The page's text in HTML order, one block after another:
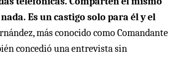
Es un castigo solo para él y el
más conocido como Comandante
concedió una entrevista sin